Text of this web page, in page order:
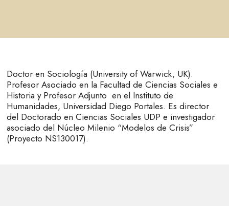
Doctor en Sociología (University of Warwick, UK).
Profesor Asociado en la Facultad de Ciencias Sociales e
Historia y Profesor Adjunto en el Instituto de
Humanidades, Universidad Diego Portales. Es director
del Doctorado en Ciencias Sociales UDP e investigador
asociado del Núcleo Milenio “Modelos de Crisis”
(Proyecto NS130017).